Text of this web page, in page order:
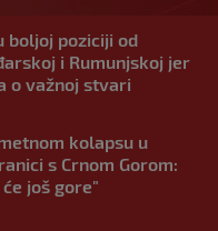
boljoj poziciji od
i Rumunjskoj jer
o važnoj stvari
kolapsu u
s Crnom Gorom:
još gore"